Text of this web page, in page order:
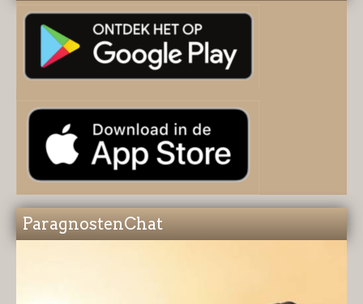
ParagnostenChat